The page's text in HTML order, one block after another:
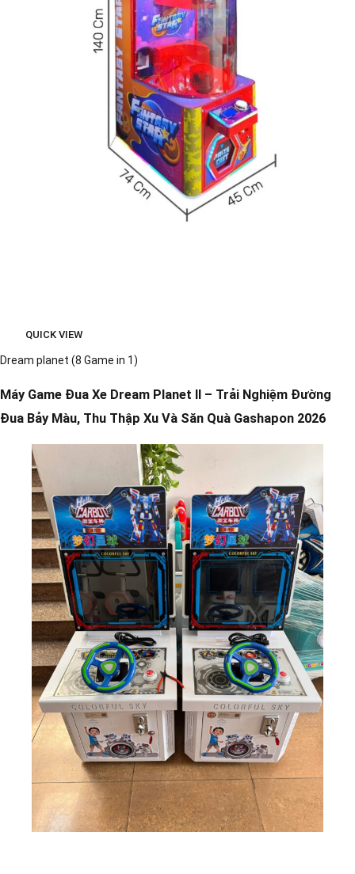
QUICK VIEW
Dream planet (8 Game in 1)
Máy Game Đua Xe Dream Planet II – Trải Nghiệm Đường
Đua Bảy Màu, Thu Thập Xu Và Săn Quà Gashapon 2026